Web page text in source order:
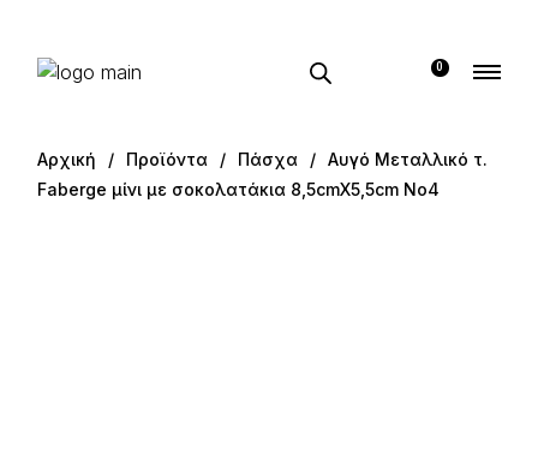
0
Αρχική Προϊόντα Πάσχα
Αυγό Μεταλλικό τ.
Faberge μίνι με σοκολατάκια 8,5cmX5,5cm Νο4